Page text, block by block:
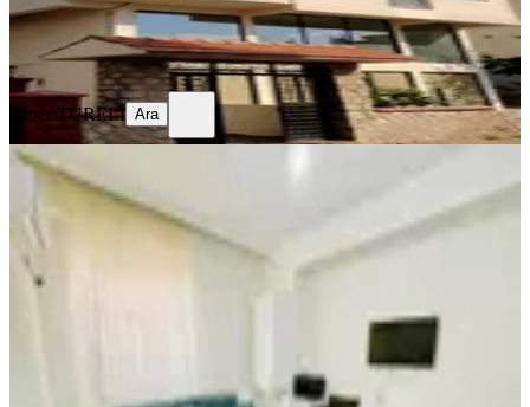
Alper TÜRELİ
Ara
Alper TÜRELİ Ara
MANZARALI
Amazondan Üniversite Civarı Eşyasız
2+1 Amerikan Mutfak Daire!!!
Onikişubat, Maarif Mahallesi